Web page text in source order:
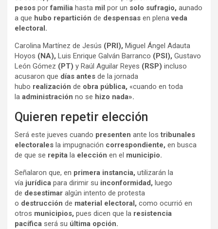
pesos porfamilia hasta mil por un solo sufragio, aunado
a que hubo repartición de despensas en plenaveda
electoral.
Carolina Martínez de Jesús (PRI), Miguel Ángel Adauta
Hoyos (NA), Luis Enrique Galván Barranco (PSI), Gustavo
León Gómez (PT) y Raúl Aguilar Reyes (RSP) incluso
acusaron que días antes de la jornada
hubo realización de obra pública, «cuando en toda
la administración no se hizo nada».
Quieren repetir elección
Será este jueves cuando presenten ante lostribunales
electorales la impugnación correspondiente, en busca
de que se repita la elección en el municipio.
Señalaron que, en primera instancia, utilizarán la
vía jurídica para dirimir su inconformidad, luego
de desestimar algún intento de protesta
o destrucción de material electoral, como ocurrió en
otros municipios, pues dicen que la resistencia
pacífica será su última opción.